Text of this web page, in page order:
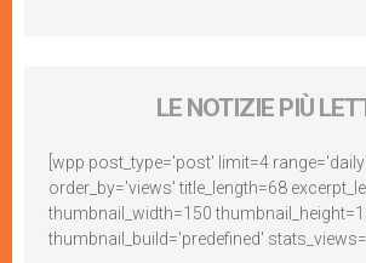
LE NOTIZIE PIÙ
[wpp post_type='post' limit=4 range='daily'
order_by='views' title_length=68
thumbnail_width=150
thumbnail_build='predefined'